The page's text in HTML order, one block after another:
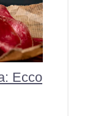
Ecco